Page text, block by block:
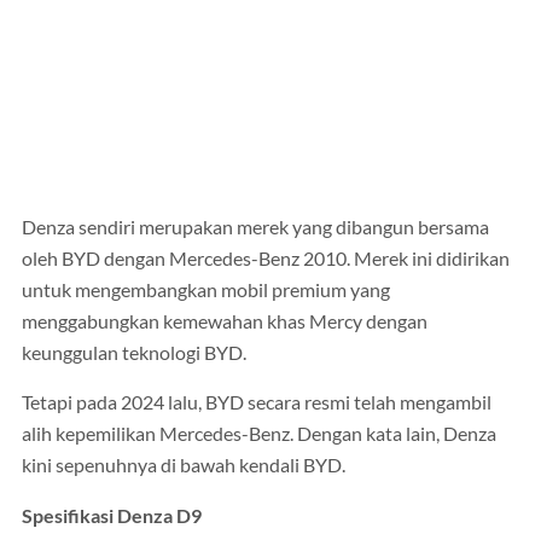
Denza sendiri merupakan merek yang dibangun bersama
oleh BYD dengan Mercedes-Benz 2010. Merek ini didirikan
untuk mengembangkan mobil premium yang
menggabungkan kemewahan khas Mercy dengan
keunggulan teknologi BYD.
Tetapi pada 2024 lalu, BYD secara resmi telah mengambil
alih kepemilikan Mercedes-Benz. Dengan kata lain, Denza
kini sepenuhnya di bawah kendali BYD.
Spesifikasi Denza D9